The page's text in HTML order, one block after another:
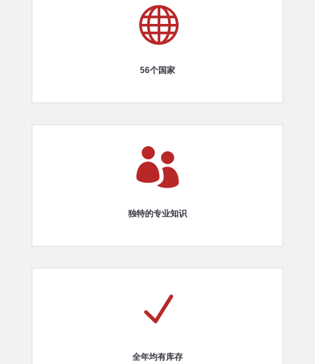

56个国家

独特的专业知识
N
全年均有库存